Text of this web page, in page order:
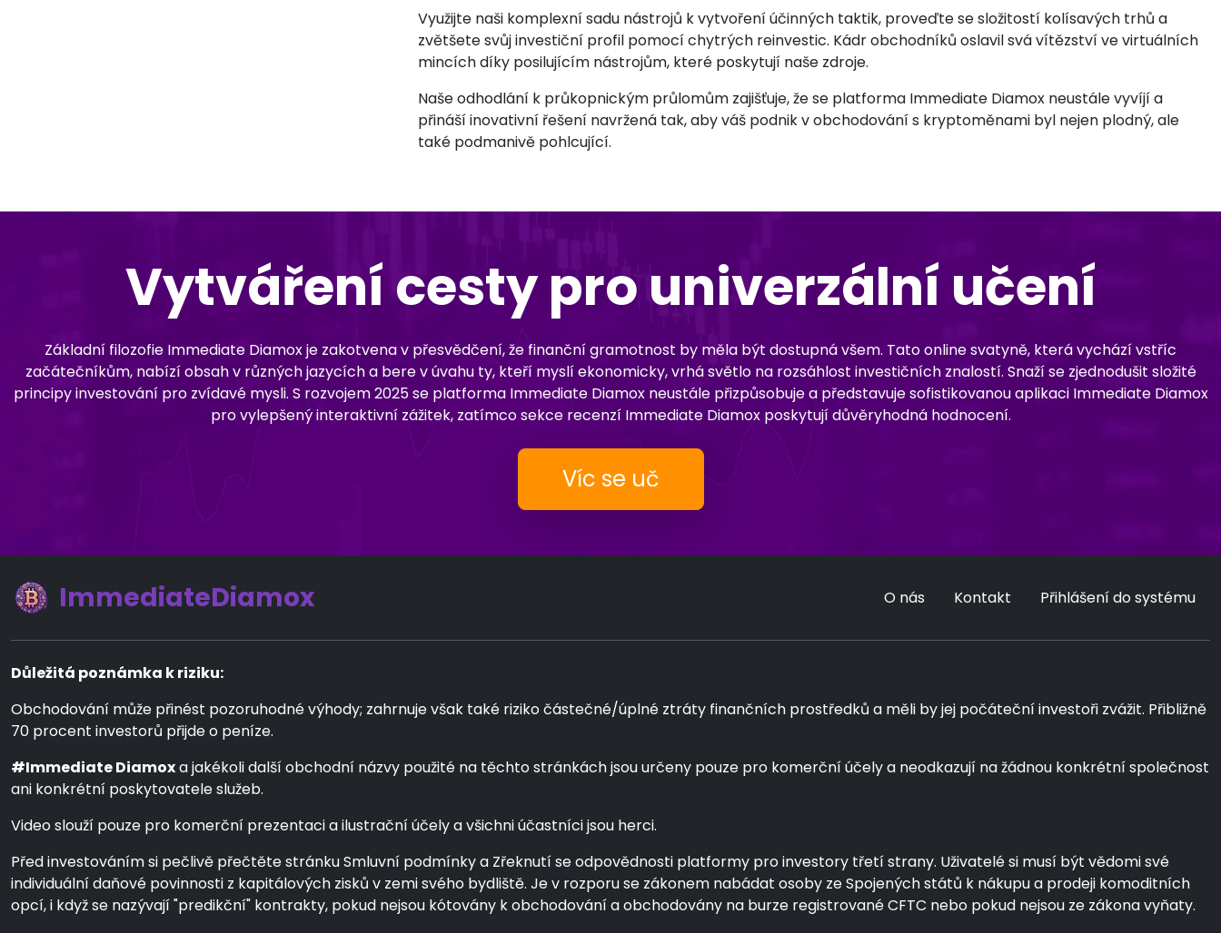
Využijte naši komplexní sadu nástrojů k vytvoření účinných taktik, proveďte se složitostí kolísavých trhů a
zvětšete svůj investiční profil pomocí chytrých reinvestic. Kádr obchodníků oslavil svá vítězství ve virtuálních
mincích díky posilujícím nástrojům, které poskytují naše zdroje.
Naše odhodlání k průkopnickým průlomům zajišťuje, že se platforma Immediate Diamox neustále vyvíjí a
přináší inovativní řešení navržená tak, aby váš podnik v obchodování s kryptoměnami byl nejen plodný, ale
také podmanivě pohlcující.
Vytváření cesty pro univerzální učení
Základní filozofie Immediate Diamox je zakotvena v přesvědčení, že finanční gramotnost by měla být dostupná všem. Tato online svatyně, která vychází vstříc
začátečníkům, nabízí obsah v různých jazycích a bere v úvahu ty, kteří myslí ekonomicky, vrhá světlo na rozsáhlost investičních znalostí. Snaží se zjednodušit složité
principy investování pro zvídavé mysli. S rozvojem 2025 se platforma Immediate Diamox neustále přizpůsobuje a představuje sofistikovanou aplikaci Immediate Diamox
pro vylepšený interaktivní zážitek, zatímco sekce recenzí Immediate Diamox poskytují důvěryhodná hodnocení.
Víc se uč
ImmediateDiamox O nás Kontakt Přihlášení do systému
Důležitá poznámka k riziku:
Obchodování může přinést pozoruhodné výhody; zahrnuje však také riziko částečné/úplné ztráty finančních prostředků a měli by jej počáteční investoři zvážit. Přibližně
70 procent investorů přijde o peníze.
#Immediate Diamoxa jakékoli další obchodní názvy použité na těchto stránkách jsou určeny pouze pro komerční účely a neodkazují na žádnou konkrétní společnost
ani konkrétní poskytovatele služeb.
Video slouží pouze pro komerční prezentaci a ilustrační účely a všichni účastníci jsou herci.
Před investováním si pečlivě přečtěte stránku Smluvní podmínky a Zřeknutí se odpovědnosti platformy pro investory třetí strany. Uživatelé si musí být vědomi své
individuální daňové povinnosti z kapitálových zisků v zemi svého bydliště. Je v rozporu se zákonem nabádat osoby ze Spojených států k nákupu a prodeji komoditních
opcí, i když se nazývají "predikční" kontrakty, pokud nejsou kótovány k obchodování a obchodovány na burze registrované CFTC nebo pokud nejsou ze zákona vyňaty.